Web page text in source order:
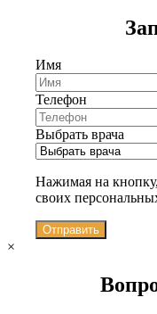
Имя
Телефон
Выбрать врача
Нажимая на
своих
Отправить
×